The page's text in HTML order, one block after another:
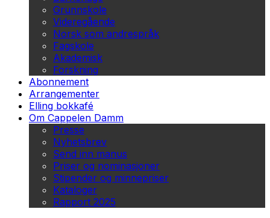
Grunnskole
Videregående
Norsk som andrespråk
Fagskole
Akademisk
Forskning
Abonnement
Arrangementer
Elling bokkafé
Om Cappelen Damm
Presse
Nyhetsbrev
Send inn manus
Priser og nominasjoner
Stipender og minnepriser
Kataloger
Rapport 2025